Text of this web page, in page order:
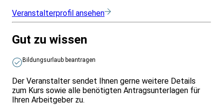
Veranstalterprofil ansehen
Gut zu wissen
Bildungsurlaub beantragen
Der Veranstalter sendet Ihnen gerne weitere Details
zum Kurs sowie alle benötigten Antragsunterlagen für
Ihren Arbeitgeber zu.